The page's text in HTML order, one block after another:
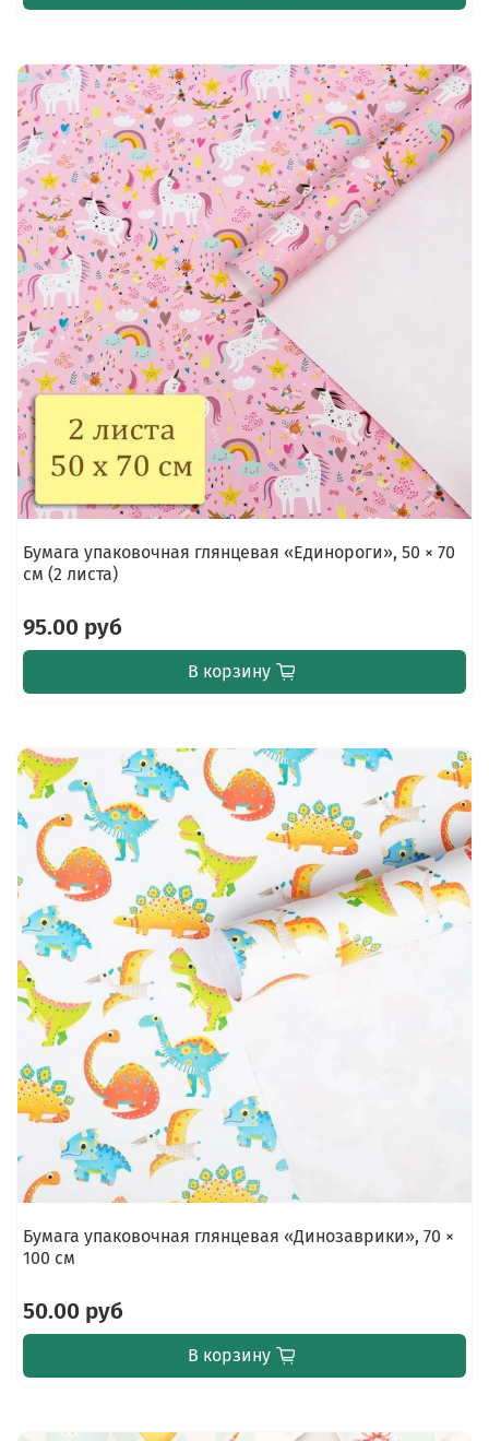
Бумага упаковочная глянцевая «Единороги», 50 × 70
см (2 листа)
95.00 руб
В корзину
Бумага упаковочная глянцевая «Динозаврики», 70 ×
100 см
50.00 руб
В корзину